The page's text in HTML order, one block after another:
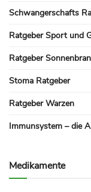
Schwangerschafts
Ratgeber Sport und
Ratgeber
Stoma Ratgeber
Ratgeber Warzen
Immunsystem – die
Medikamente